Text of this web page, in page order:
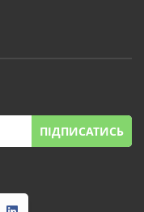
ПІДПИСАТИСЬ